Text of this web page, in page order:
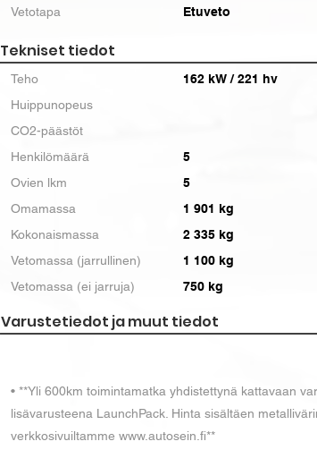
Vetotapa
Etuveto
Tekniset tiedot
Teho
Huippunopeus
CO2-päästöt
Henkilömäärä
Ovien lkm
Omamassa
Kokonaismassa
Vetomassa (jarrullinen)
Vetomassa (ei jarruja)
162 kW / 221 hv
5
5
1 901 kg
2 335 kg
1 100 kg
750 kg
Varustetiedot ja muut tiedot
• **Yli 600km toimintamatka yhdistettynä kattavaan
lisävarusteena LaunchPack. Hinta sisältäen
verkkosivuiltamme www.autosein.fi**